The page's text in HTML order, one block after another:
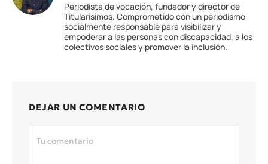
Periodista de vocación, fundador y director de
Titularísimos. Comprometido con un periodismo
socialmente responsable para visibilizar y
empoderar a las personas con discapacidad, a los
colectivos sociales y promover la inclusión.
DEJAR UN COMENTARIO